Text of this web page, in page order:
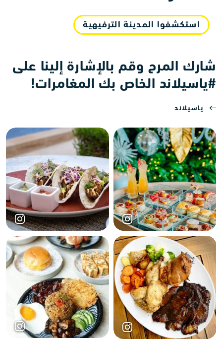
استكشفوا المدينة الترفيهية
شارك المرح وقم بالإشارة إلينا على
#ياسيلاند الخاص بك المغامرات!
ياسيلاند